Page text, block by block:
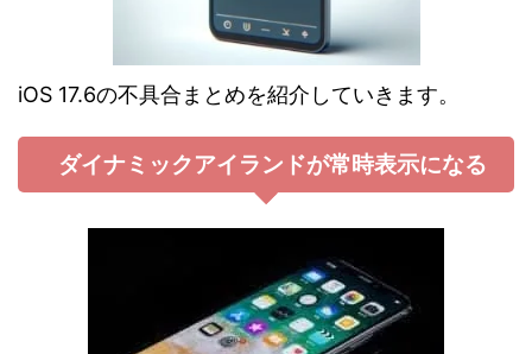
iOS 17.6の不具合まとめを紹介していきます。
ダイナミックアイランドが常時表示になる